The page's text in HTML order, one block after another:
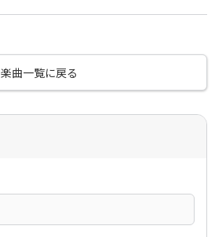
楽曲一覧に戻る